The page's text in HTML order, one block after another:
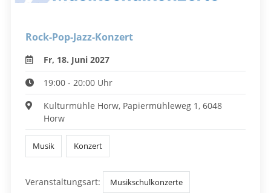
Rock-Pop-Jazz-Konzert
Fr, 18. Juni 2027
19:00 - 20:00 Uhr
Kulturmühle Horw, Papiermühleweg 1, 6048
Horw
Musik Konzert
Veranstaltungsart: Musikschulkonzerte